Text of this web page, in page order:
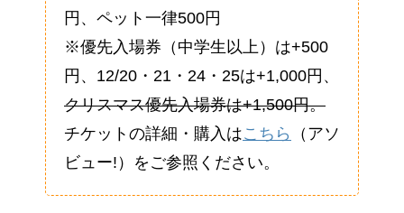
円、ペット一律500円
※優先入場券（中学生以上）は+500
円、12/20・21・24・25は+1,000円、
クリスマス優先入場券は+1,500円。
チケットの詳細・購入はこちら
（アソ
ビュー!）をご参照ください。